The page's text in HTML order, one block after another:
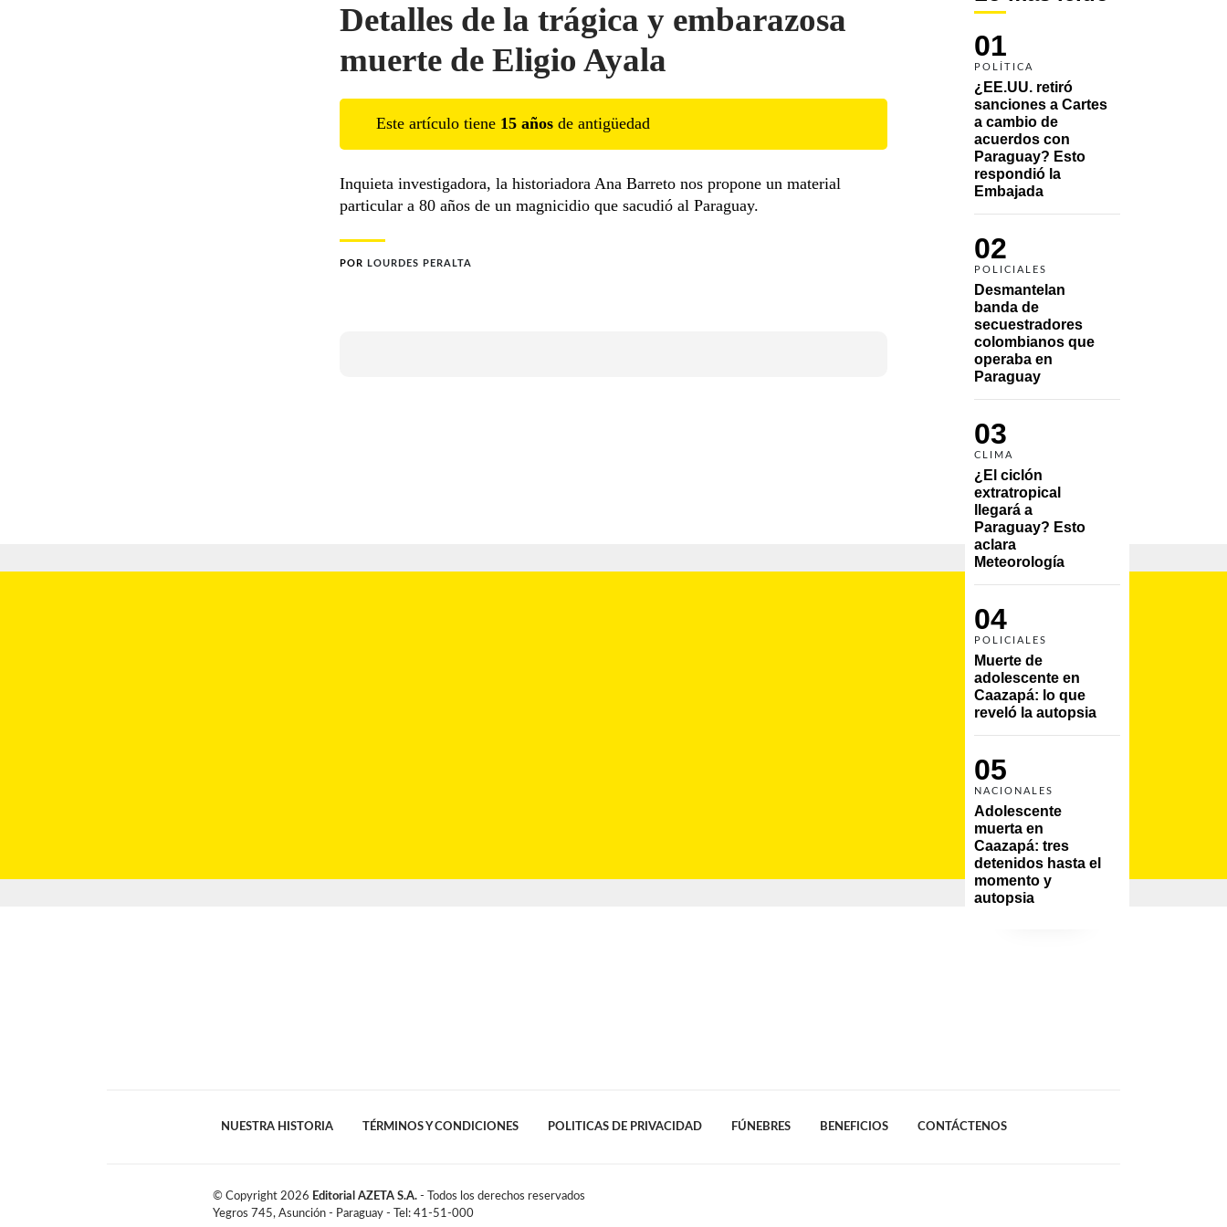
01
POLÍTICA
¿EE.UU. retiró
sanciones a Cartes
a cambio de
acuerdos con
Paraguay? Esto
respondió la
Embajada
02
POLICIALES
Desmantelan
banda de
secuestradores
colombianos que
operaba en
Paraguay
03
CLIMA
¿El ciclón
extratropical
llegará a
Paraguay? Esto
aclara
Meteorología
04
POLICIALES
Muerte de
adolescente en
Caazapá: lo que
reveló la autopsia
05
NACIONALES
Adolescente
muerta en
Caazapá: tres
detenidos hasta el
momento y
autopsia
Detalles de la trágica y embarazosa
muerte de Eligio Ayala
Este artículo tiene 15 años de antigüedad
Inquieta investigadora, la historiadora Ana Barreto nos propone un material
particular a 80 años de un magnicidio que sacudió al Paraguay.
POR LOURDES PERALTA
NUESTRA HISTORIA TÉRMINOS Y CONDICIONES POLITICAS DE PRIVACIDAD FÚNEBRES BENEFICIOS CONTÁCTENOS
© Copyright 2026 Editorial AZETA S.A. - Todos los derechos reservados
Yegros 745, Asunción - Paraguay - Tel: 41-51-000